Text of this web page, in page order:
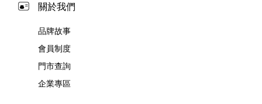
關於我們
品牌故事
會員制度
門市查詢
企業專區